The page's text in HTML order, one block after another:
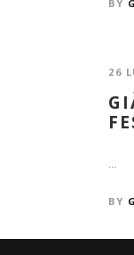
BY
26
...
BY